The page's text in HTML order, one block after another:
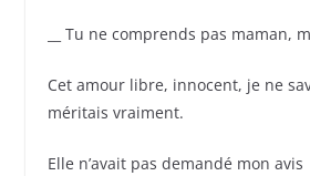
__ Tu ne comprends pas maman,
Cet amour libre, innocent, je ne
méritais vraiment.
Elle n’avait pas demandé mon avis